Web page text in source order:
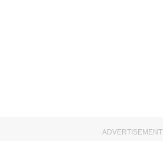
ADVERTISEMENT